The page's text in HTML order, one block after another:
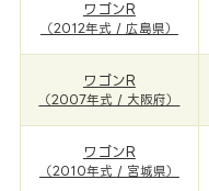
ワゴンR
（2012年式 / 広島県）
ワゴンR
（2007年式 / 大阪府）
ワゴンR
（2010年式 / 宮城県）